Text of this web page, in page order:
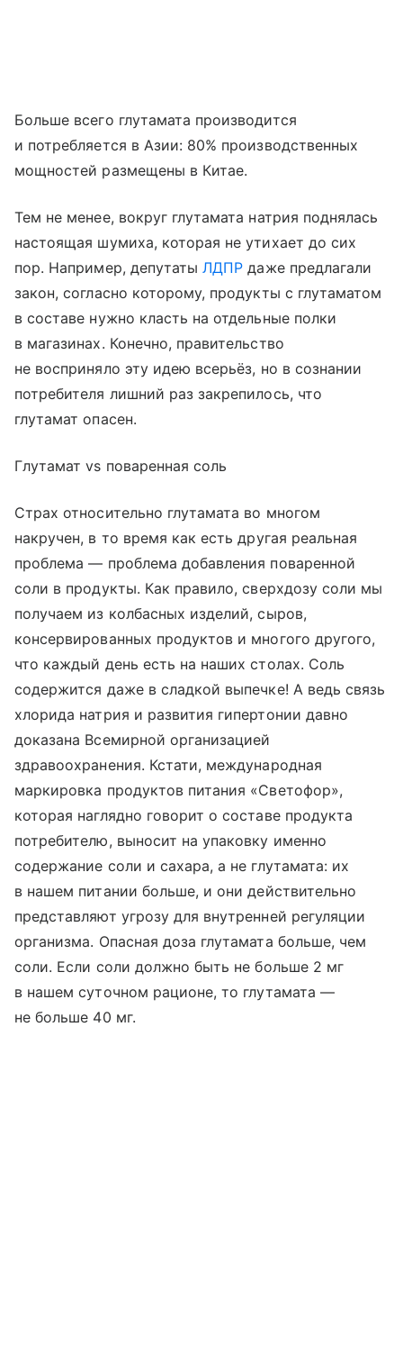
Больше всего глутамата производится
и потребляется в Азии: 80% производственных
мощностей размещены в Китае.
Тем не менее, вокруг глутамата натрия поднялась
настоящая шумиха, которая не утихает до сих
пор. Например, депутатыЛДПР даже предлагали
закон, согласно которому, продукты с глутаматом
в составе нужно класть на отдельные полки
в магазинах. Конечно, правительство
не восприняло эту идею всерьёз, но в сознании
потребителя лишний раз закрепилось, что
глутамат опасен.
Глутамат vs поваренная соль
Страх относительно глутамата во многом
накручен, в то время как есть другая реальная
проблема — проблема добавления поваренной
соли в продукты. Как правило, сверхдозу соли мы
получаем из колбасных изделий, сыров,
консервированных продуктов и многого другого,
что каждый день есть на наших столах. Соль
содержится даже в сладкой выпечке! А ведь связь
хлорида натрия и развития гипертонии давно
доказана Всемирной организацией
здравоохранения. Кстати, международная
маркировка продуктов питания «Светофор»,
которая наглядно говорит о составе продукта
потребителю, выносит на упаковку именно
содержание соли и сахара, а не глутамата: их
в нашем питании больше, и они действительно
представляют угрозу для внутренней регуляции
организма. Опасная доза глутамата больше, чем
соли. Если соли должно быть не больше 2 мг
в нашем суточном рационе, то глутамата —
не больше 40 мг.